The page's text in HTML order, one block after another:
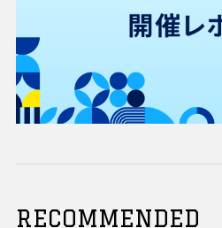
RECOMMENDED